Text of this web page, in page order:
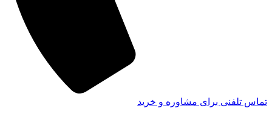
تماس تلفنی برای مشاوره و خرید